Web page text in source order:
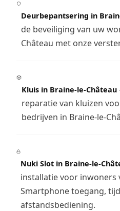
Deurbepantsering in
de beveiliging van uw
Château met onze
Kluis in Braine-le-Château
reparatie van kluizen
bedrijven in Braine-le-
Nuki Slot in Braine-le-
installatie voor inwoners
Smartphone toegang,
afstandsbediening.